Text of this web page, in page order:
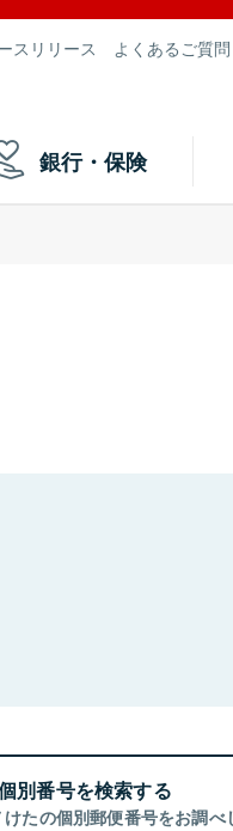
スリリース よくあるご質
銀行・保険
別番号を検索する
たの個別郵便番号をお調べ